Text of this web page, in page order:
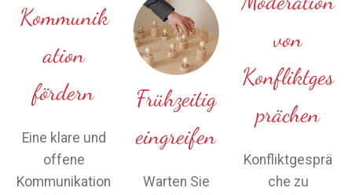
Kommunik
ation
fördern
Eine klare und
offene
Kommunikation
Frühzeitig
eingreifen
Warten Sie
von
Konfliktges
prächen
Konfliktgesprä
che zu